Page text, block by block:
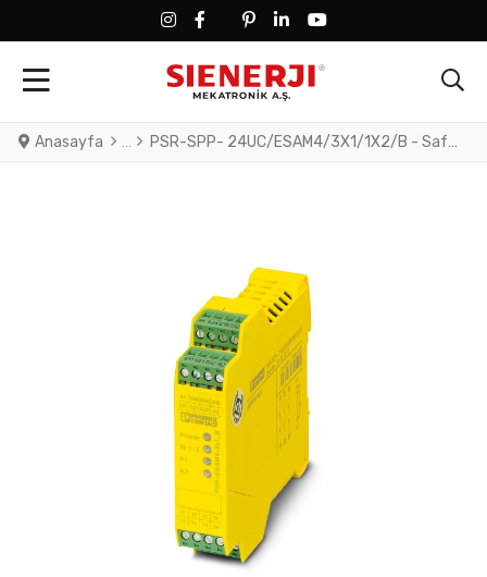
FACEBOOK SOCIAL LINK
FACEBOOK SOCIAL LINK
TWITTER SOCIAL LINK
PINTEREST SOCIAL LINK
LINKEDIN SOCIAL LINK
YOUTUBE SOCIAL LINK
Anasayfa PSR-SPP- 24UC/ESAM4/3X1/1X2/B - Safety relay for emergency stop and safety door monitoring up to SIL 3 or Cat. 4, PL e in accordance with EN ISO 13849, 2-channel operation, 3 enabling current paths, nominal input voltage: 24 V DC, pluggable Push-in terminal block